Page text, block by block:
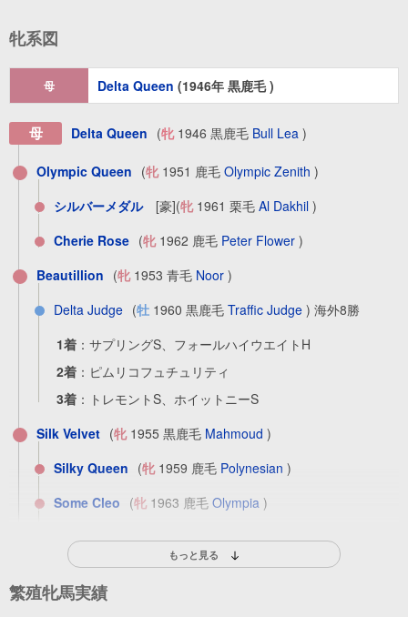
牝系図
母 Delta Queen (1946年 黒鹿毛 )
母 Delta Queen (牝1946 黒鹿毛 Bull Lea )
Olympic Queen (牝1951 鹿毛 Olympic Zenith )
シルバーメダル
[豪](牝1961 栗毛 Al Dakhil )
Cherie Rose (牝1962 鹿毛 Peter Flower )
Beautillion (牝1953 青毛 Noor )
Delta Judge (牡 1960 黒鹿毛 Traffic Judge ) 海外8勝
1着 ： サプリングS、フォールハイウエイトH
2着 ： ピムリコフュチュリティ
3着 ： トレモントS、ホイットニーS
Silk Velvet (牝1955 黒鹿毛 Mahmoud )
Silky Queen (牝1959 鹿毛 Polynesian )
Some Cleo (牝 1963 鹿毛 Olympia )
Dee Dee Luxe (牝1968Cavan)
Apatontheback (牝1958 鹿毛Olympia) 海外9勝
1着： ソロリティS、ファッションS
もっと見る
繁殖牝馬実績